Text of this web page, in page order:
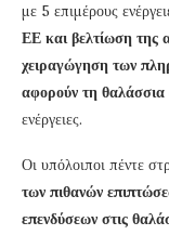
με 5 επιμέρους
ΕΕ και βελτίωση της
χειραγώγηση των
αφορούν τη θαλάσσια
ενέργειες.
Οι υπόλοιποι πέντε
των πιθανών
επενδύσεων στις